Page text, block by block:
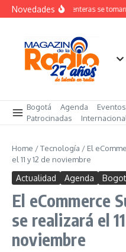
Saltar al contenido
NovedadesLas ochenteras se
Bogotá Agenda Eventos
Patrocinadas
Home /Tecnología / El
el 11 y 12 de noviembre
Actualidad Agenda
El eCommerce
se realizará el
noviembre